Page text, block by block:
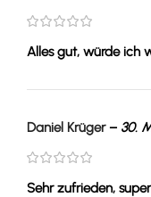
Alles gut, würde ich
Daniel Krüger– 30.
Sehr zufrieden,